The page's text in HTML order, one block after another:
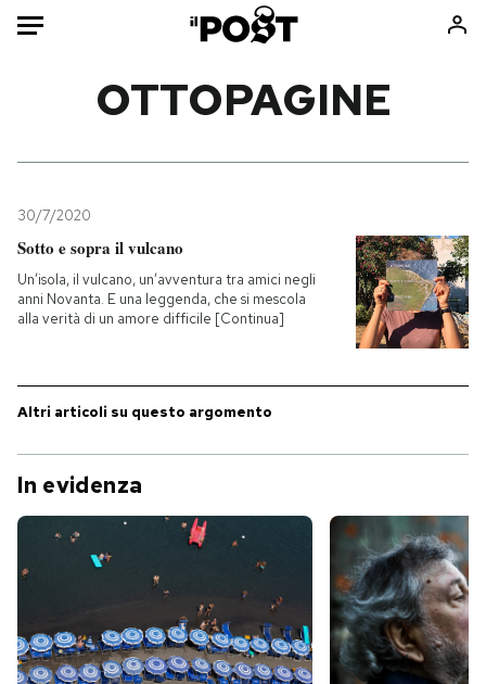
Mondo
Politica
Tecnologia
Internet
Economia
Consumismi
Storie/Idee
Ok Boomer!
PODCAST
I MIEI PREFERITI
OTTOPAGINE
30/7/2020
Sotto e sopra il vulcano
Un’isola, il vulcano, un’avventura tra amici negli
anni Novanta. E una leggenda, che si mescola
alla verità di un amore difficile [Continua]
Altri articoli su questo argomento
In evidenza